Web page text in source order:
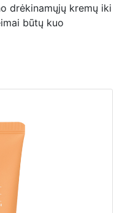
drėkinamųjų kremų iki
būtų kuo